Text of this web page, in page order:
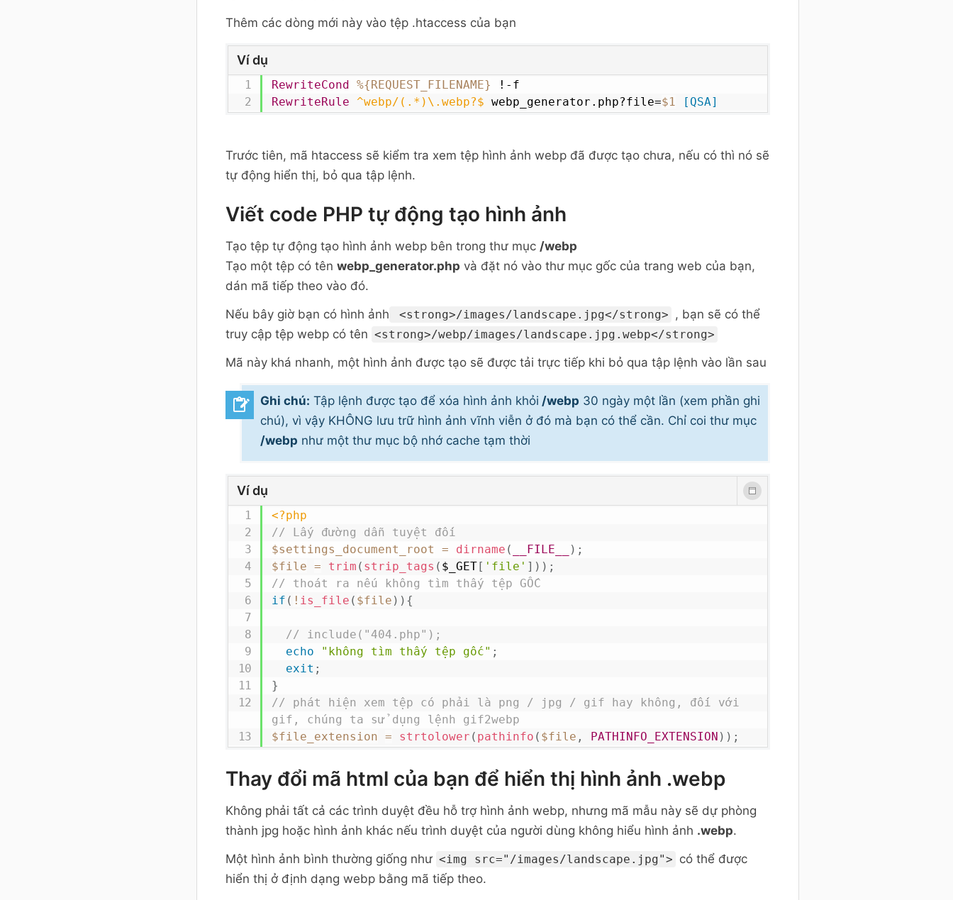
Thêm các dòng mới này vào tệp .htaccess của bạn
Ví dụ
RewriteCond %{REQUEST_FILENAME}
RewriteRule ^webp/(.*)\.webp?$ webp_generator.php?file=$1 [QSA]
Trước tiên, mã htaccess sẽ kiểm tra xem tệp hình ảnh webp đã được tạo chưa, nếu có thì nó sẽ
tự động hiển thị, bỏ qua tập lệnh.
Viết code PHP tự động tạo hình ảnh
Tạo tệp tự động tạo hình ảnh webp bên trong thư mục /webp
Tạo một tệp có tên webp_generator.php và đặt nó vào thư mục gốc của trang web của bạn,
dán mã tiếp theo vào đó.
Nếu bây giờ bạn có hình ảnh
<strong>/images/landscape.jpg</strong>
, bạn sẽ có thể
truy cập tệp webp có tên <strong>/webp/images/landscape.jpg.webp</strong>
Mã này khá nhanh, một hình ảnh được tạo sẽ được tải trực tiếp khi bỏ qua tập lệnh vào lần sau
Ghi chú: Tập lệnh được tạo để xóa hình ảnh khỏi /webp 30 ngày một lần (xem phần ghi
chú), vì vậy KHÔNG lưu trữ hình ảnh vĩnh viễn ở đó mà bạn có thể cần. Chỉ coi thư mục
/webp như một thư mục bộ nhớ cache tạm thời
Ví dụ
<?php
// Lấy đường dẫn tuyệt đối
$settings_document_root
= dirname ( __FILE__ ) ;
$file = trim ( strip_tags ( $_GET[ 'file' ] ) ) ;
// thoát ra nếu không tìm thấy tệp GỐC
if ( ! is_file ( $file ) ) {
// include("404.php");
echo
"không tìm thấy tệp gốc" ;
exit ;
}
// phát hiện xem tệp có phải là png / jpg / gif hay không, đối với
gif, chúng ta sử dụng lệnh gif2webp
$file_extension = strtolower ( pathinfo ( $file , PATHINFO_EXTENSION ) ) ;
đủ của các thư mục con)
exec( "mkdir -p ". escapeshellarg( "webp/" .dirname ($file) ) );
// Chuyển đổi png, jpg
if ($file_extension =="png" or $file_extension=="jpg"){
exec("cwebp -q 80
"
.escapeshellarg ($settings_document_root
escapeshellarg $settings_document_root
Thay đổi mã html của bạn để hiển thị hình ảnh .webp
Không phải tất cả các trình duyệt đều hỗ trợ hình ảnh webp, nhưng mã mẫu này sẽ dự phòng
thành jpg hoặc hình ảnh khác nếu trình duyệt của người dùng không hiểu hình ảnh .webp.
Một hình ảnh bình thường giống như <img src="/images/landscape.jpg"> có thể được
hiển thị ở định dạng webp bằng mã tiếp theo.